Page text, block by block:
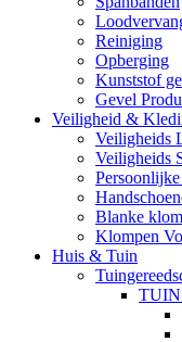
Reiniging
Opberging
Kunststof
Gevel
Veiligheid &
Veiligheids
Veiligheids
Blanke
Klompen
Huis & Tuin
TUIN